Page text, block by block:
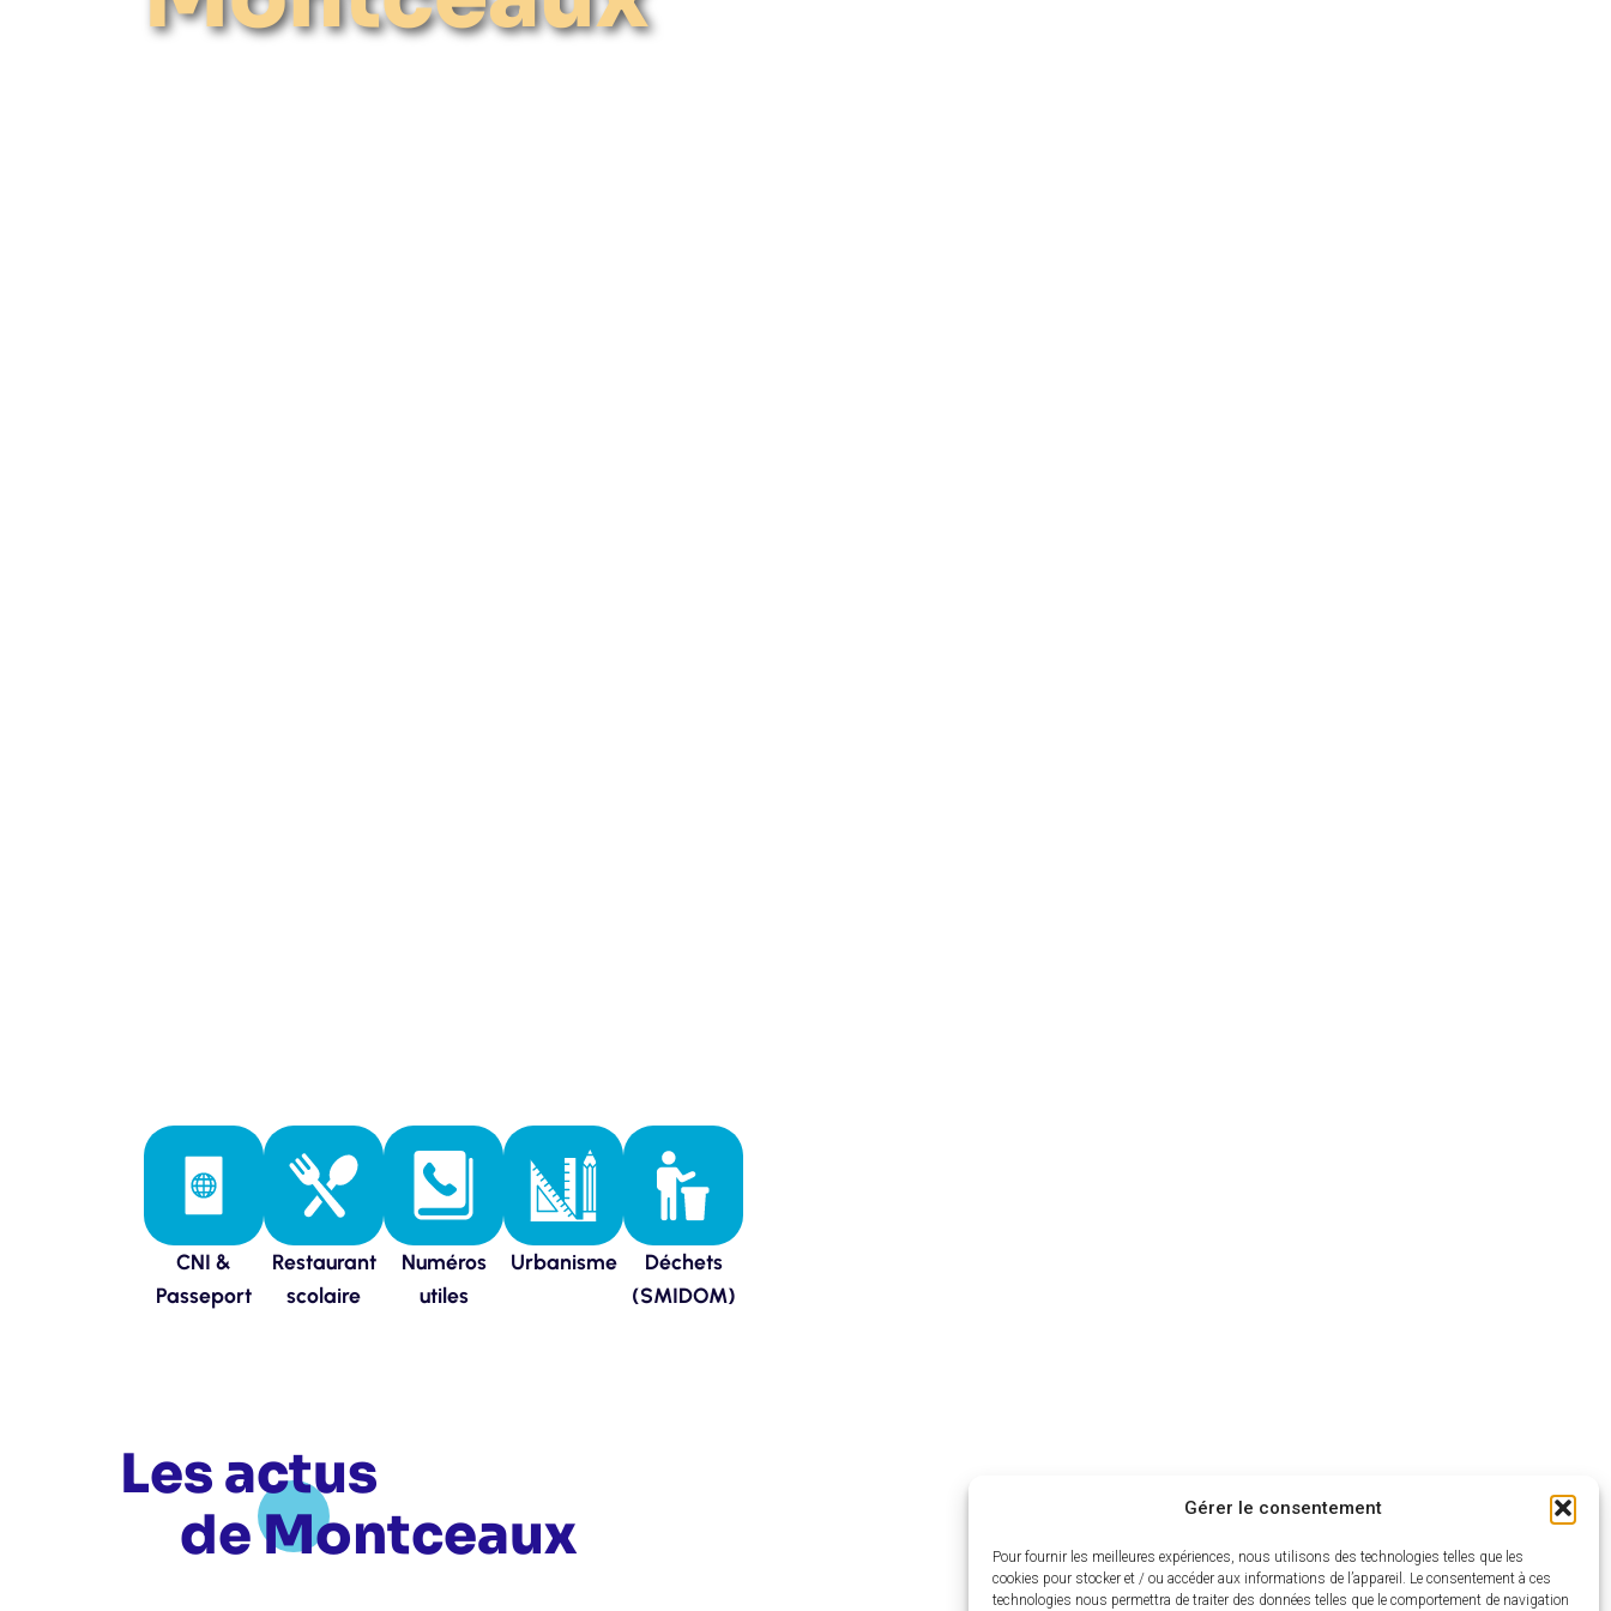
Gérer le consentement
Pour fournir les meilleures expériences, nous utilisons des technologies telles que les
cookies pour stocker et / ou accéder aux informations de l’appareil. Le consentement à ces
technologies nous permettra de traiter des données telles que le comportement de navigation
CNI &
Passeport
Restaurant
scolaire
Numéros
utiles
Urbanisme
Déchets
(SMIDOM)
Les actus
de Montceaux